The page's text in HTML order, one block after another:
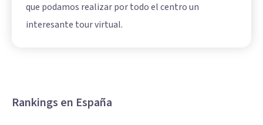
que podamos realizar por todo el centro un
interesante tour virtual.
Rankings en España